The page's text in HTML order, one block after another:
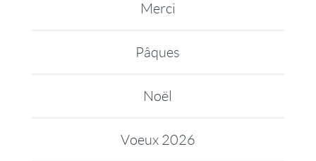
Merci
Pâques
Noël
Voeux 2026